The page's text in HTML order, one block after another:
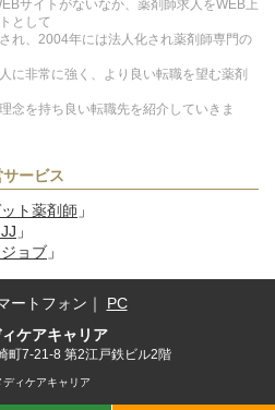
サイトがないなか、薬剤師求人をWEB上
として
れ、2004年には法人化され薬剤師専門の
に非常に強く、より良い転職を望む薬剤
念を持ち良い転職先を紹介していきま
ービス
ト薬剤師 」
」
ョブ 」
ートフォン ｜ PC
ケアキャリア
町7-21-8 第2江戸鉄ビル2階
ィケアキャリア